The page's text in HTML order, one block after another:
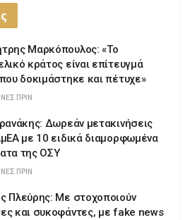
Μαρκόπουλος: «Το
κράτος είναι επίτευγμά
δοκιμάστηκε και πέτυχε»
ΠΡΙΝ
Δωρεάν μετακινήσεις
με 10 ειδικά διαμορφωμένα
της ΟΣΥ
ΠΡΙΝ
Πλεύρης: Με στοχοποιούν
και συκοφάντες, με fake news